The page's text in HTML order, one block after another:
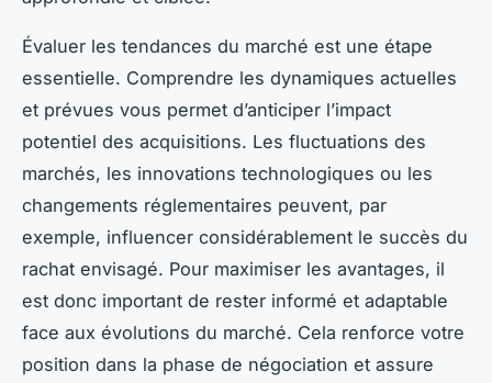
Évaluer les tendances du marché est une étape
essentielle. Comprendre les dynamiques actuelles
et prévues vous permet d’anticiper l’impact
potentiel des acquisitions. Les fluctuations des
marchés, les innovations technologiques ou les
changements réglementaires peuvent, par
exemple, influencer considérablement le succès du
rachat envisagé. Pour maximiser les avantages, il
est donc important de rester informé et adaptable
face aux évolutions du marché. Cela renforce votre
position dans la phase de négociation et assure